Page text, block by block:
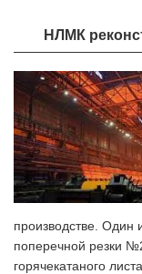
НЛМК
производстве. Один
поперечной резки
горячекатаного